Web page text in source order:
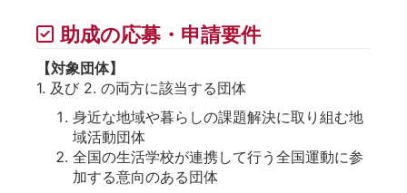
助成の応募・申請要件
【対象団体】
1. 及び 2. の両方に該当する団体
身近な地域や暮らしの課題解決に取り組む地
域活動団体
全国の生活学校が連携して行う全国運動に参
加する意向のある団体